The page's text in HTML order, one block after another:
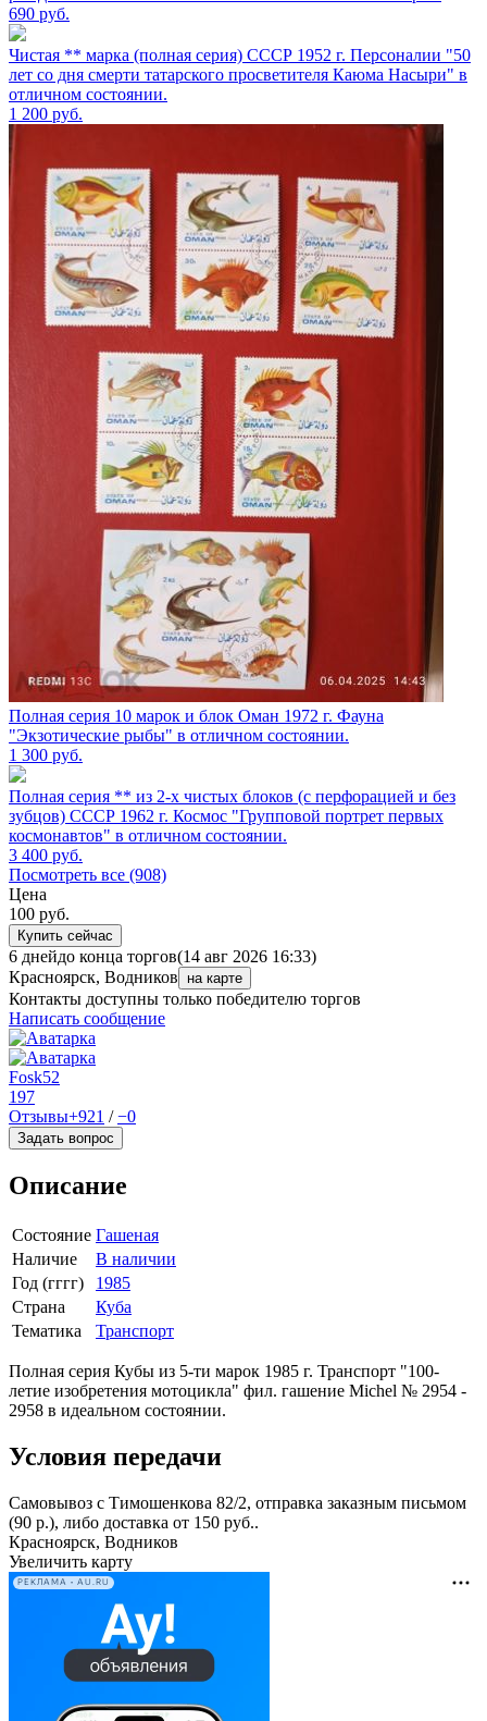
690 руб.
Чистая ** марка (полная серия) СССР 1952 г. Персоналии "50
лет со дня смерти татарского просветителя Каюма Насыри" в
отличном состоянии.
1 200 руб.
Полная серия 10 марок и блок Оман 1972 г. Фауна
"Экзотические рыбы" в отличном состоянии.
1 300 руб.
Полная серия ** из 2-х чистых блоков (с перфорацией и без
зубцов) СССР 1962 г. Космос "Групповой портрет первых
космонавтов" в отличном состоянии.
3 400 руб.
Посмотреть все (908)
Цена
100 руб.
Купить сейчас
6 днейдо конца торгов(14 авг 2026 16:33)
Красноярск, Водников
на карте
Контакты доступны только победителю торгов
Написать сообщение
Fosk52
197
Отзывы+921 /−0
Задать вопрос
Описание
Состояние Гашеная
Наличие
В наличии
Год (гггг)
1985
Страна
Куба
Тематика
Транспорт
Полная серия Кубы из 5-ти марок 1985 г. Транспорт "100-
летие изобретения мотоцикла" фил. гашение Michel № 2954 -
2958 в идеальном состоянии.
Условия передачи
Самовывоз с Тимошенкова 82/2, отправка заказным письмом
(90 р.), либо доставка от 150 руб..
Красноярск, Водников
Увеличить карту
РЕКЛАМА • AU.RU